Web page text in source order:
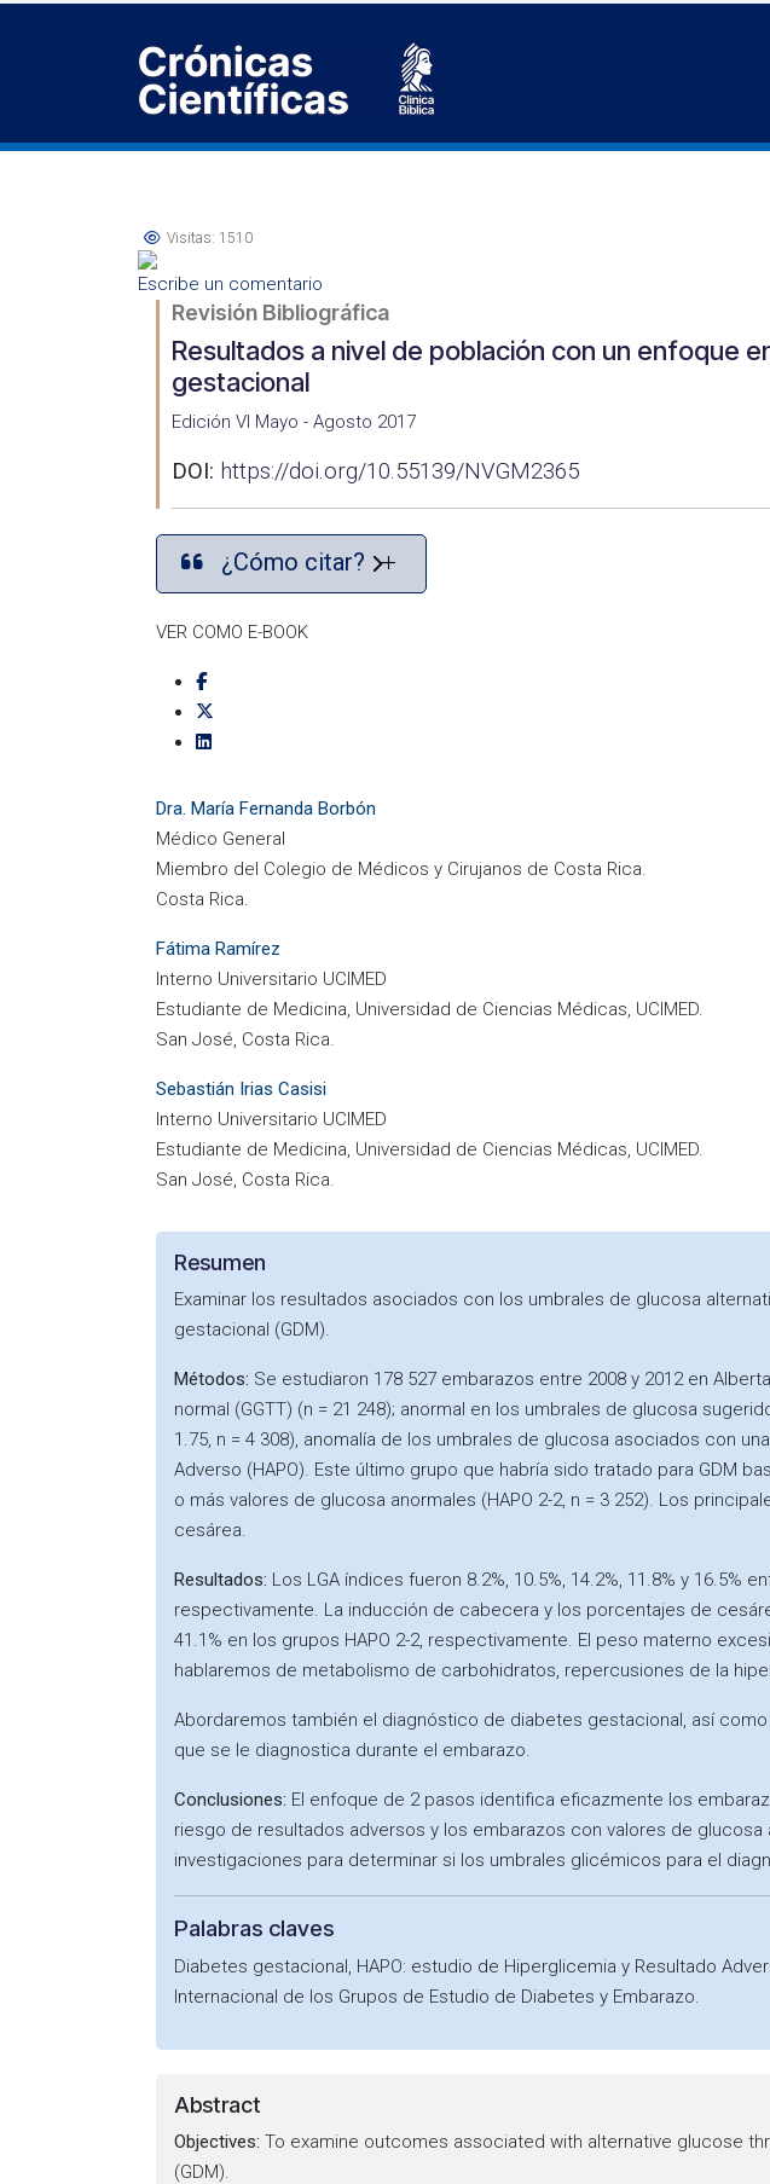
Visitas: 1510
Escribe un comentario
Revisión Bibliográfica
Resultados a nivel de población con un enfoque
gestacional
Edición VI Mayo - Agosto 2017
DOI: https://doi.org/10.55139/NVGM2365
¿Cómo citar?
VER COMO E-BOOK
Dra. María Fernanda Borbón
Médico General
Miembro del Colegio de Médicos y Cirujanos de Costa Rica.
Costa Rica.
Fátima Ramírez
Interno Universitario UCIMED
Estudiante de Medicina, Universidad de Ciencias Médicas, UCIMED.
San José, Costa Rica.
Sebastián Irias Casisi
Interno Universitario UCIMED
Estudiante de Medicina, Universidad de Ciencias Médicas, UCIMED.
San José, Costa Rica.
Resumen
Examinar los resultados asociados con los umbrales de glucosa
gestacional (GDM).
Métodos: Se estudiaron 178 527 embarazos entre 2008 y 2012 en
normal (GGTT) (n = 21 248); anormal en los umbrales de glucosa
1.75, n = 4 308), anomalía de los umbrales de glucosa asociados con
Adverso (HAPO). Este último grupo que habría sido tratado para GDM
o más valores de glucosa anormales (HAPO 2-2, n = 3 252). Los
cesárea.
Resultados: Los LGA índices fueron 8.2%, 10.5%, 14.2%, 11.8% y 16.5%
respectivamente. La inducción de cabecera y los porcentajes de
41.1% en los grupos HAPO 2-2, respectivamente. El peso materno
hablaremos de metabolismo de carbohidratos, repercusiones de la
Abordaremos también el diagnóstico de diabetes gestacional, así
que se le diagnostica durante el embarazo.
Conclusiones: El enfoque de 2 pasos identifica eficazmente los
riesgo de resultados adversos y los embarazos con valores de
investigaciones para determinar si los umbrales glicémicos para el
Palabras claves
Diabetes gestacional, HAPO: estudio de Hiperglicemia y Resultado
Internacional de los Grupos de Estudio de Diabetes y Embarazo.
Abstract
Objectives: To examine outcomes associated with alternative glucose
(GDM).